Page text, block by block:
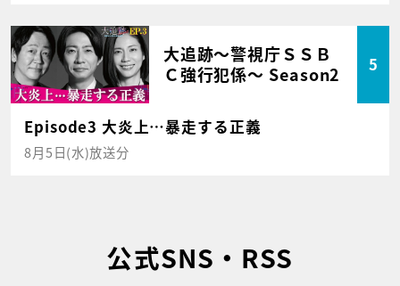
大追跡～警視庁ＳＳＢ
Ｃ強行犯係～ Season2
5
Episode3 大炎上…暴走する正義
8月5日(水)放送分
公式SNS・RSS